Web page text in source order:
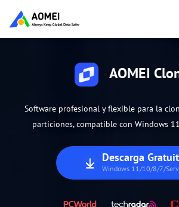
AOMEI
Software profesional y flexible para la
particiones, compatible con Windows
Descarga
Windows 11/10/8/7/